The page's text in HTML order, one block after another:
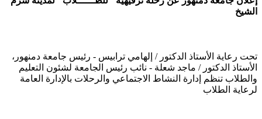
الشيخ
تحت رعاية الأستاذ الدكتور / إلهامي ترابيس - رئيس جامعة دمنهور،
الأستاذ الدكتور / ماجد شعلة - نائب رئيس الجامعة لشئون التعليم
والطلاب تنظم إدارة النشاط الاجتماعي والرحلات بالإدارة العامة
لرعاية الطلاب